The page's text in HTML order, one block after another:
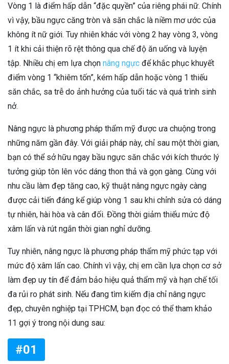
Vòng 1 là điểm hấp dẫn “đặc quyền” của riêng phái nữ. Chính
vì vậy, bầu ngực căng tròn và săn chắc là niềm mơ ước của
không ít nữ giới. Tuy nhiên khác với vòng 2 hay vòng 3, vòng
1 ít khi cải thiện rõ rệt thông qua chế độ ăn uống và luyện
tập. Nhiều chị em lựa chọn nâng ngực để khắc phục khuyết
điểm vòng 1 “khiêm tốn”, kém hấp dẫn hoặc vòng 1 thiếu
săn chắc, sa trễ do ảnh hưởng của tuổi tác và quá trình sinh
nở.
Nâng ngực là phương pháp thẩm mỹ được ưa chuộng trong
những năm gần đây. Với giải pháp này, chỉ sau một thời gian,
bạn có thể sở hữu ngay bầu ngực săn chắc với kích thước lý
tưởng giúp tôn lên vóc dáng thon thả và gọn gàng. Cùng với
nhu cầu làm đẹp tăng cao, kỹ thuật nâng ngực ngày càng
được cải tiến đáng kể giúp vòng 1 sau khi chỉnh sửa có dáng
tự nhiên, hài hòa và cân đối. Đồng thời giảm thiểu mức độ
xâm lấn và rút ngắn thời gian nghỉ dưỡng.
Tuy nhiên, nâng ngực là phương pháp thẩm mỹ phức tạp với
mức độ xâm lấn cao. Chính vì vậy, chị em cần lựa chọn cơ sở
làm đẹp uy tín để đảm bảo hiệu quả thẩm mỹ và hạn chế tối
đa rủi ro phát sinh. Nếu đang tìm kiếm địa chỉ nâng ngực
đẹp, chuyên nghiệp tại TPHCM, bạn đọc có thể tham khảo
11 gợi ý trong nội dung sau:
#01